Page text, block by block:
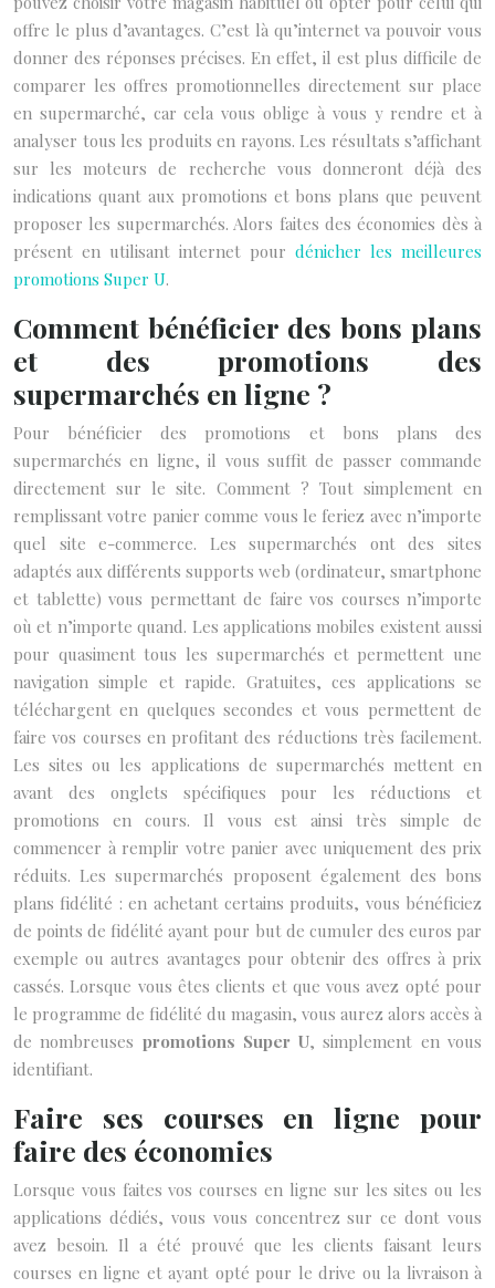
offre le plus d’avantages. C’est là qu’internet va pouvoir vous
donner des réponses précises. En effet, il est plus difficile de
comparer les offres promotionnelles directement sur place
en supermarché, car cela vous oblige à vous y rendre et à
analyser tous les produits en rayons. Les résultats s’affichant
sur les moteurs de recherche vous donneront déjà des
indications quant aux promotions et bons plans que peuvent
proposer les supermarchés. Alors faites des économies dès à
présent en utilisant internet pour dénicher les meilleures
promotions Super U.
Comment bénéficier des bons plans
et des promotions des
supermarchés en ligne ?
Pour bénéficier des promotions et bons plans des
supermarchés en ligne, il vous suffit de passer commande
directement sur le site. Comment ? Tout simplement en
remplissant votre panier comme vous le feriez avec n’importe
quel site e-commerce. Les supermarchés ont des sites
adaptés aux différents supports web (ordinateur, smartphone
et tablette) vous permettant de faire vos courses n’importe
où et n’importe quand. Les applications mobiles existent aussi
pour quasiment tous les supermarchés et permettent une
navigation simple et rapide. Gratuites, ces applications se
téléchargent en quelques secondes et vous permettent de
faire vos courses en profitant des réductions très facilement.
Les sites ou les applications de supermarchés mettent en
avant des onglets spécifiques pour les réductions et
promotions en cours. Il vous est ainsi très simple de
commencer à remplir votre panier avec uniquement des prix
réduits. Les supermarchés proposent également des bons
plans fidélité : en achetant certains produits, vous bénéficiez
de points de fidélité ayant pour but de cumuler des euros par
exemple ou autres avantages pour obtenir des offres à prix
cassés. Lorsque vous êtes clients et que vous avez opté pour
le programme de fidélité du magasin, vous aurez alors accès à
de nombreuses promotions Super U, simplement en vous
identifiant.
Faire ses courses en ligne pour
faire des économies
Lorsque vous faites vos courses en ligne sur les sites ou les
applications dédiés, vous vous concentrez sur ce dont vous
avez besoin. Il a été prouvé que les clients faisant leurs
courses en ligne et ayant opté pour le drive ou la livraison à